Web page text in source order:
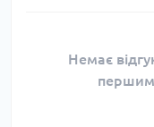
Немає
першим,